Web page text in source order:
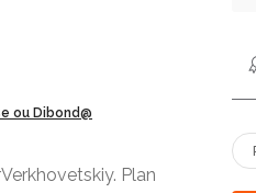
ou Dibond@
Plan